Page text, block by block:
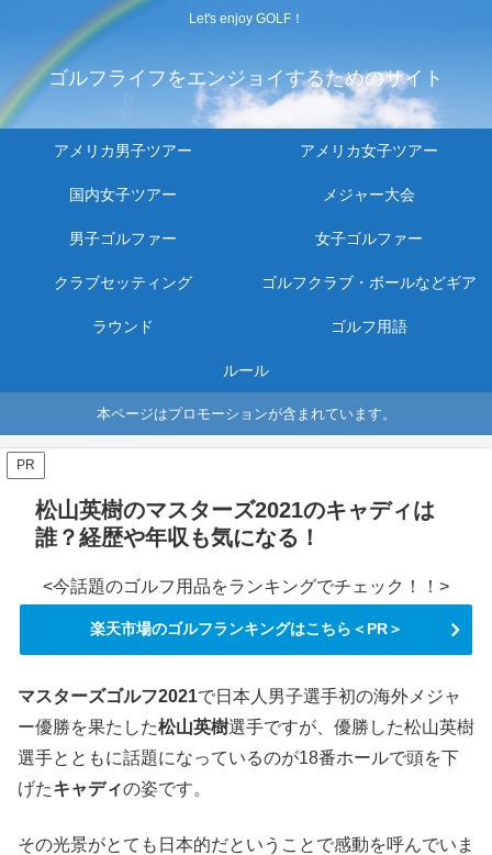
Let's enjoy GOLF！
ゴルフライフをエンジョイするためのサイト
アメリカ男子ツアー アメリカ女子ツアー
国内女子ツアー メジャー大会
男子ゴルファー 女子ゴルファー
クラブセッティング ゴルフクラブ・ボールなどギア
ラウンド ゴルフ用語
ルール
本ページはプロモーションが含まれています。
PR
松山英樹のマスターズ2021のキャディは
誰？経歴や年収も気になる！
<今話題のゴルフ用品をランキングでチェック！！>
楽天市場のゴルフランキングはこちら＜PR＞
マスターズゴルフ2021で日本人男子選手初の海外メジャ
ー優勝を果たした松山英樹選手ですが、優勝した松山英樹
選手とともに話題になっているのが18番ホールで頭を下
げたキャディの姿です。
その光景がとても日本的だということで感動を呼んでいま